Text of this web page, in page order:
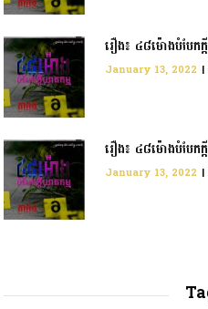
រឿង៖ ៤៨ម៉ោងបំបែក
January 13, 2022 |
រឿង៖ ៤៨ម៉ោងបំបែកក្
January 13, 2022 |